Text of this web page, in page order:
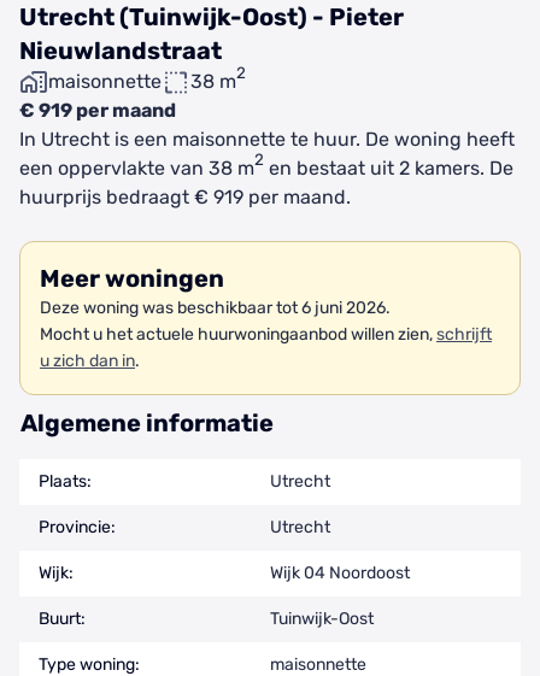
Utrecht (Tuinwijk-Oost) - Pieter
Nieuwlandstraat
maisonnette 38 m2
€ 919 per maand
In Utrecht is een maisonnette te huur. De woning heeft
een oppervlakte van 38 m2 en bestaat uit 2 kamers. De
huurprijs bedraagt € 919 per maand.
Meer woningen
Deze woning was beschikbaar tot 6 juni 2026.
Mocht u het actuele huurwoningaanbod willen zien,schrijft
u zich dan in.
Algemene informatie
Plaats: Utrecht
Provincie: Utrecht
Wijk: Wijk 04 Noordoost
Buurt: Tuinwijk-Oost
Type woning: maisonnette